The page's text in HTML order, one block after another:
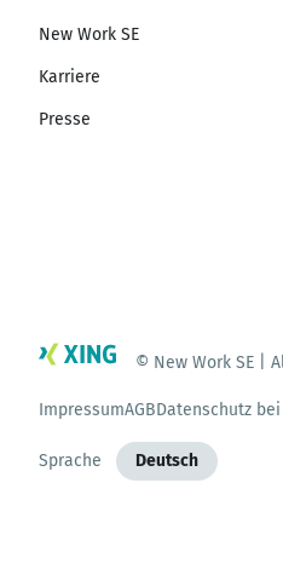
New Work SE
Karriere
Presse
© New Work SE |
ImpressumAGBDatenschutz bei
Sprache Deutsch